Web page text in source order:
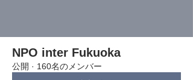
NPO inter Fukuoka
公開 · 160名のメンバー